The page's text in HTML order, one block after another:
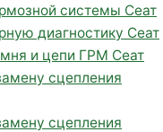
системы Сеат
диагностику Сеат
и цепи ГРМ Сеат
сцепления
сцепления